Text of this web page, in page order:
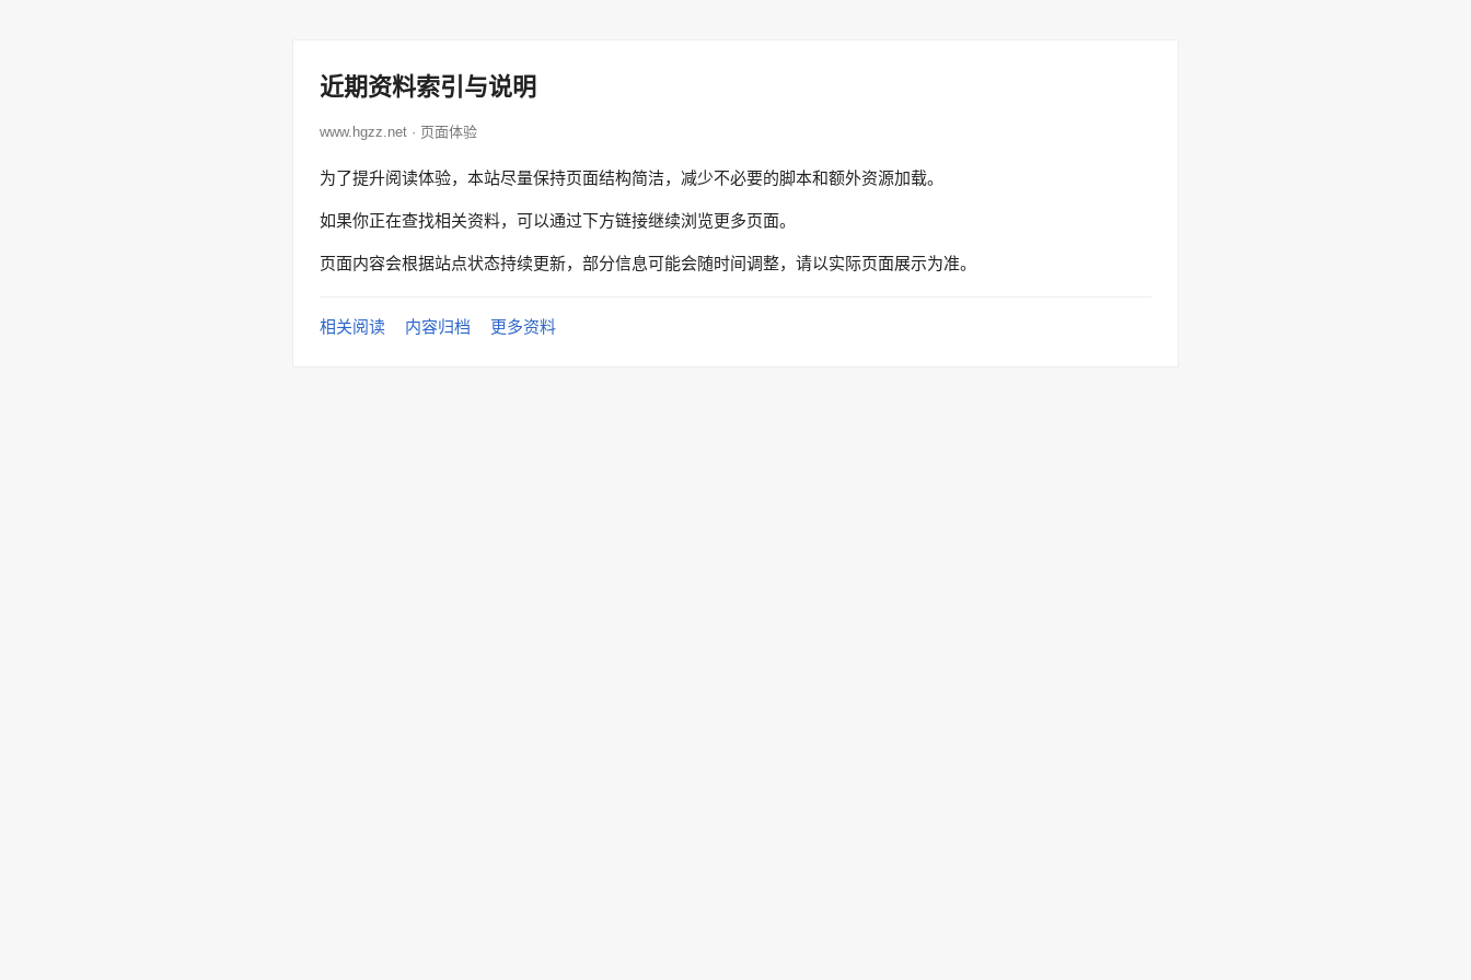
近期资料索引与说明
www.hgzz.net · 页面体验
为了提升阅读体验，本站尽量保持页面结构简洁，减少不必要的脚本和额外资源加载。
如果你正在查找相关资料，可以通过下方链接继续浏览更多页面。
页面内容会根据站点状态持续更新，部分信息可能会随时间调整，请以实际页面展示为准。
相关阅读 内容归档 更多资料